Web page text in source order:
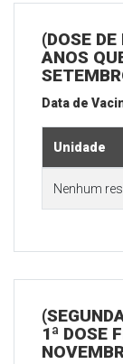
(DOSE
ANOS
Data de
Unidade
Nenhum
1ª DOSE